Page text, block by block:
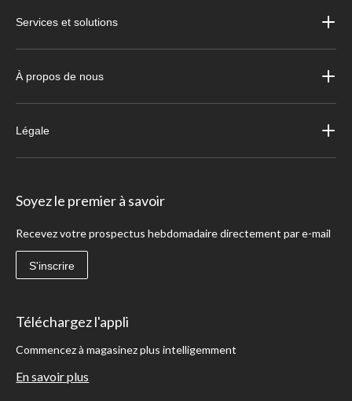
Services et solutions
À propos de nous
Légale
Soyez le premier à savoir
Recevez votre prospectus hebdomadaire directement par e-mail
S'inscrire
Téléchargez l'appli
Commencez à magasinez plus intelligemment
En savoir plus